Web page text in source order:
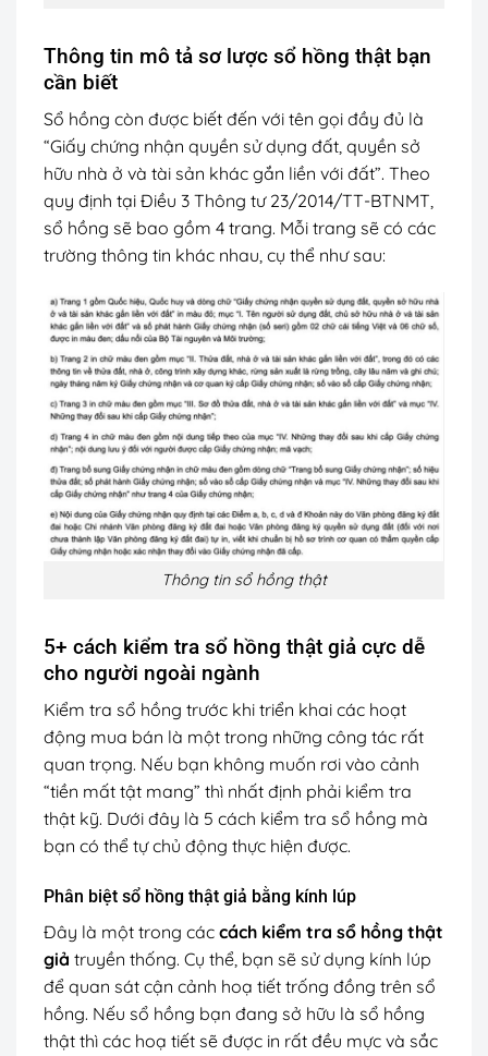
Thông tin mô tả sơ lược sổ hồng thật bạn
cần biết
Sổ hồng còn được biết đến với tên gọi đầy đủ là
“Giấy chứng nhận quyền sử dụng đất, quyền sở
hữu nhà ở và tài sản khác gắn liền với đất”. Theo
quy định tại Điều 3 Thông tư 23/2014/TT-BTNMT,
sổ hồng sẽ bao gồm 4 trang. Mỗi trang sẽ có các
trường thông tin khác nhau, cụ thể như sau:
Thông tin sổ hồng thật
5+ cách kiểm tra sổ hồng thật giả cực dễ
cho người ngoài ngành
Kiểm tra sổ hồng trước khi triển khai các hoạt
động mua bán là một trong những công tác rất
quan trọng. Nếu bạn không muốn rơi vào cảnh
“tiền mất tật mang” thì nhất định phải kiểm tra
thật kỹ. Dưới đây là 5 cách kiểm tra sổ hồng mà
bạn có thể tự chủ động thực hiện được.
Phân biệt sổ hồng thật giả bằng kính lúp
Đây là một trong các cách kiểm tra sổ hồng thật
giả truyền thống. Cụ thể, bạn sẽ sử dụng kính lúp
để quan sát cận cảnh hoạ tiết trống đồng trên sổ
hồng. Nếu sổ hồng bạn đang sở hữu là sổ hồng
thật thì các hoạ tiết sẽ được in rất đều mực và sắc